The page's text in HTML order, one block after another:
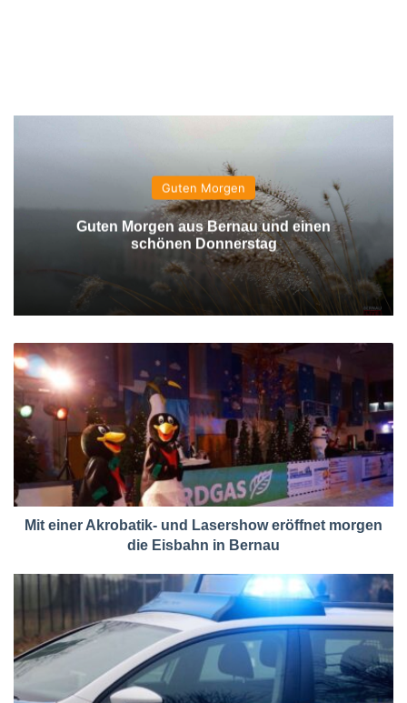
Guten Morgen
Guten Morgen aus Bernau und einen
schönen Donnerstag
Mit einer Akrobatik- und Lasershow eröffnet morgen
die Eisbahn in Bernau